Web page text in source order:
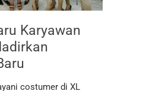
Karyawan
costumer di XL